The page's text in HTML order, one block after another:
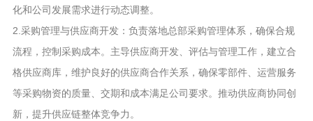
化和公司发展需求进行动态调整。
2.采购管理与供应商开发：负责落地总部采购管理体系，确保合规
流程，控制采购成本。主导供应商开发、评估与管理工作，建立合
格供应商库，维护良好的供应商合作关系，确保零部件、运营服务
等采购物资的质量、交期和成本满足公司要求。推动供应商协同创
新，提升供应链整体竞争力。